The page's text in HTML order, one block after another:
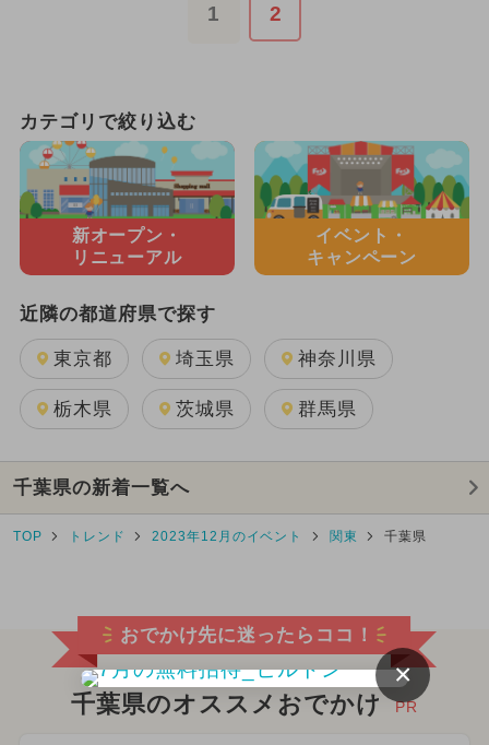
1 2
カテゴリで絞り込む
新オープン・
リニューアル
イベント・
キャンペーン
近隣の都道府県で探す
東京都 埼玉県 神奈川県
栃木県 茨城県 群馬県
千葉県の新着一覧へ
TOP トレンド 2023年12月のイベント 関東 千葉県
おでかけ先に迷ったらココ！
千葉県のオススメおでかけ PR
×